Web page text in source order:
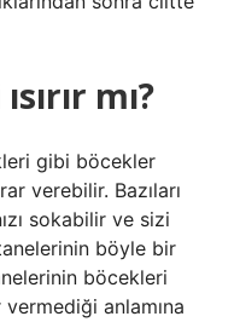
mı?
gibi böcekler
verebilir. Bazıları
sokabilir ve sizi
böyle bir
böcekleri
vermediği anlamına